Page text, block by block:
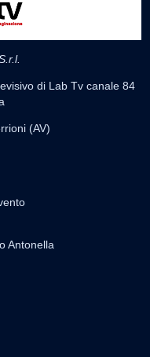
di Lab Tv canale 84
(AV)
Antonella